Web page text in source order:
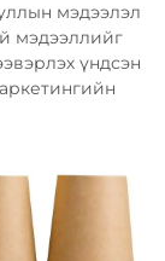
мэдээлэл
мэдээллийг
үндсэн